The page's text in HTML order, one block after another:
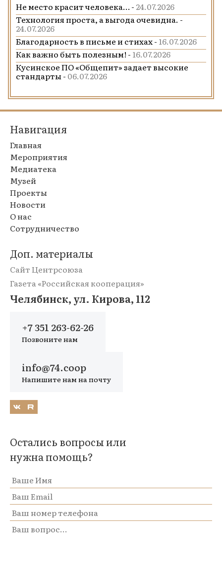
Не место красит человека… - 24.07.2026
Технология проста, а выгода очевидна. -
24.07.2026
Благодарность в письме и стихах - 16.07.2026
Как важно быть полезным! - 16.07.2026
Кусинское ПО «Общепит» задает высокие
стандарты - 06.07.2026
Навигация
Главная
Мероприятия
Медиатека
Музей
Проекты
Новости
О нас
Сотрудничество
Доп. материалы
Сайт Центрсоюза
Газета «Российская кооперация»
Челябинск, ул. Кирова, 112
+7 351 263-62-26
Позвоните нам
info@74.coop
Напишите нам на почту
Остались вопросы или
нужна помощь?